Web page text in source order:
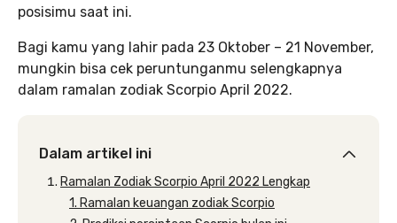
posisimu saat ini.
Bagi kamu yang lahir pada 23 Oktober – 21 November,
mungkin bisa cek peruntunganmu selengkapnya
dalam ramalan zodiak Scorpio April 2022.
Dalam artikel ini
Ramalan Zodiak Scorpio April 2022 Lengkap
1. Ramalan keuangan zodiak Scorpio